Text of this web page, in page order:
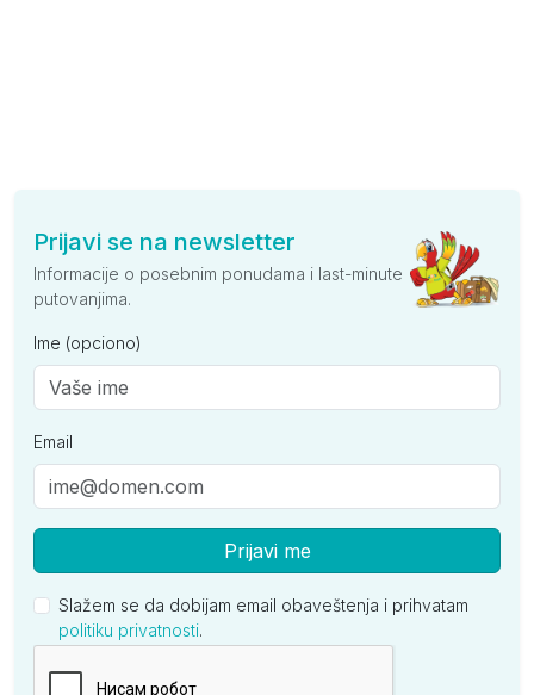
Prijavi se na newsletter
Informacije o posebnim ponudama i last-minute
putovanjima.
Ime (opciono)
Email
Prijavi me
Slažem se da dobijam email obaveštenja i prihvatam
politiku privatnosti.